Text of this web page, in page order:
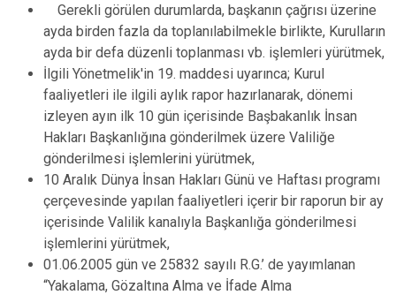
Gerekli görülen durumlarda, başkanın çağrısı üzerine
ayda birden fazla da toplanılabilmekle birlikte, Kurulların
ayda bir defa düzenli toplanması vb. işlemleri yürütmek,
İlgili Yönetmelik'in 19. maddesi uyarınca; Kurul
faaliyetleri ile ilgili aylık rapor hazırlanarak, dönemi
izleyen ayın ilk 10 gün içerisinde Başbakanlık İnsan
Hakları Başkanlığına gönderilmek üzere Valiliğe
gönderilmesi işlemlerini yürütmek,
10 Aralık Dünya İnsan Hakları Günü ve Haftası programı
çerçevesinde yapılan faaliyetleri içerir bir raporun bir ay
içerisinde Valilik kanalıyla Başkanlığa gönderilmesi
işlemlerini yürütmek,
01.06.2005 gün ve 25832 sayılı R.G.’ de yayımlanan
“Yakalama, Gözaltına Alma ve İfade Alma